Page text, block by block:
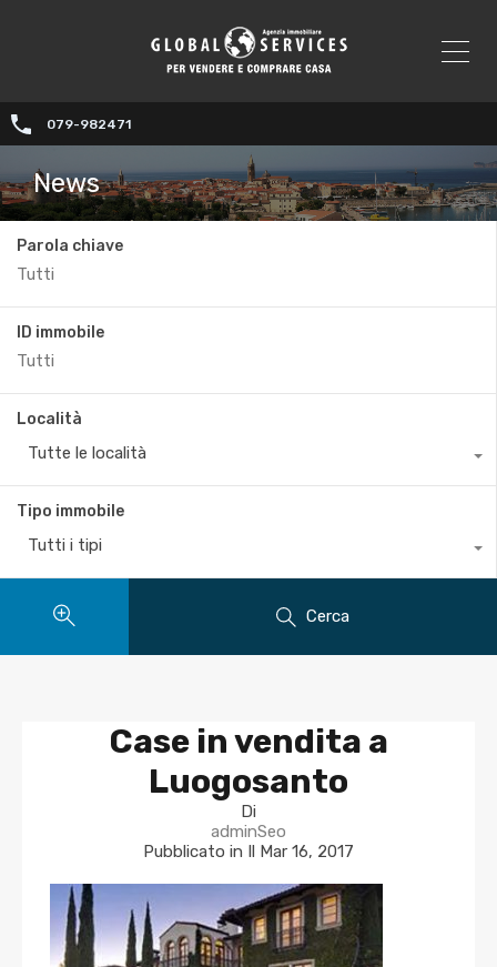
079-982471
News
Parola chiave
ID immobile
Località
Tutte le località
Tipo immobile
Tutti i tipi
Cerca
Case in vendita a
Luogosanto
Di
adminSeo
Pubblicato in Il Mar 16, 2017